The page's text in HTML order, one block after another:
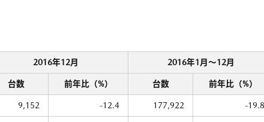
2016年12月 2016年1月〜12月
台数 前年比（%） 台数 前年比（%）
9,152 -12.4 177,922 -19.8